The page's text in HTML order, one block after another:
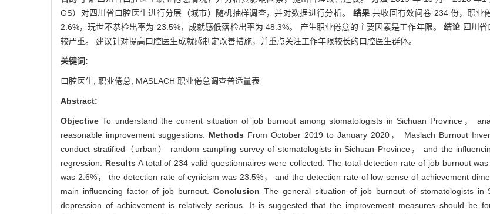
GS）对四川省口腔医生进行分层（城市）随机抽样调查，并对数据进行分析。 结果 共收回有效问卷 234 份，职业
2.6%，玩世不恭检出率为 23.5%，成就感低落检出率为 48.3%。 产生职业倦怠的主要因素是工作年限。结论四川省
较严重。 建议针对提高口腔医生成就感制定改善措施，并重点关注工作年限较长的口腔医生群体。
关键词:
口腔医生, 职业倦怠, MASLACH 职业倦怠调查普适量表
Abstract:
Objective To understand the current situation of job burnout among stomatologists in Sichuan Province，
reasonable improvement suggestions. Methods From October 2019 to January 2020， Maslach Burnout
conduct stratified（urban） random sampling survey of stomatologists in Sichuan Province， and the
regression. Results A total of 234 valid questionnaires were collected. The total detection rate of job burnout
was 2.6%， the detection rate of cynicism was 23.5%， and the detection rate of low sense of achievement
main influencing factor of job burnout. Conclusion The general situation of job burnout of stomatologists
depression of achievement is relatively serious. It is suggested that the improvement measures should be